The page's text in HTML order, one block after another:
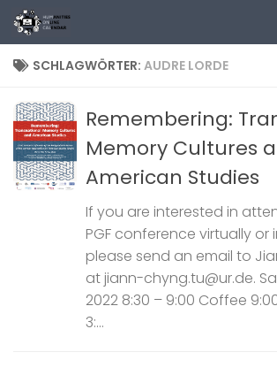
Zum Inhalt springen
SCHLAGWÖRTER: AUDRE LORDE
Remembering:
Memory Cultures
American Studies
If you are interested in
PGF conference virtually or
please send an email to
at jiann-chyng.tu@ur.de.
2022 8:30 – 9:00 Coffee
3:...